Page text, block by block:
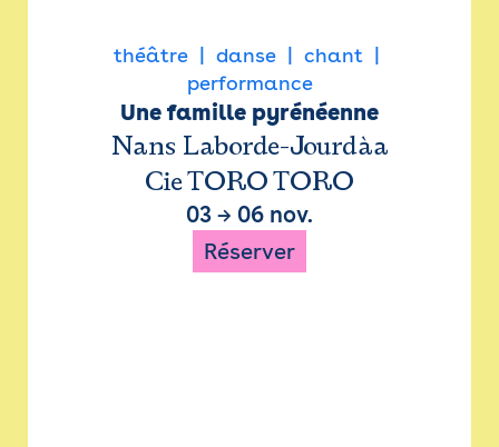
théâtre danse
chant
performance
Une famille pyrénéenne
Nans Laborde-Jourdàa
Cie TORO TORO
03 → 06 nov.
Réserver